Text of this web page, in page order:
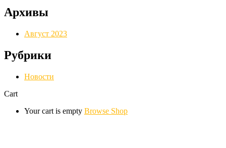
Архивы
Август 2023
Рубрики
Новости
Cart
Your cart is empty Browse Shop